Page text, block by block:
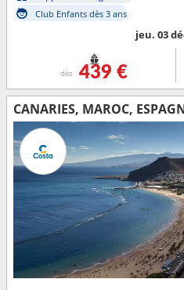
Club Enfants dès 3 ans
jeu. 03
dès 439 €
CANARIES, MAROC,